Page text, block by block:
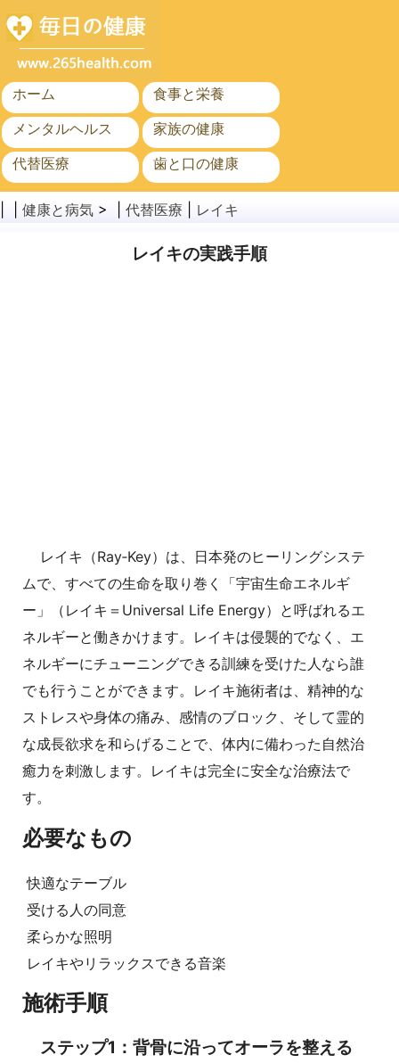
ホーム
食事と栄養
メンタルヘルス
家族の健康
代替医療
歯と口の健康
がん
公衆衛生
健康と病気 > | 代替医療 レイキ
レイキの実践手順
レイキ（Ray‑Key）は、日本発のヒーリングシステ
ムで、すべての生命を取り巻く「宇宙生命エネルギ
ー」（レイキ＝Universal Life Energy）と呼ばれるエ
ネルギーと働きかけます。レイキは侵襲的でなく、エ
ネルギーにチューニングできる訓練を受けた人なら誰
でも行うことができます。レイキ施術者は、精神的な
ストレスや身体の痛み、感情のブロック、そして霊的
な成長欲求を和らげることで、体内に備わった自然治
癒力を刺激します。レイキは完全に安全な治療法で
す。
必要なもの
快適なテーブル
受ける人の同意
柔らかな照明
レイキやリラックスできる音楽
施術手順
ステップ1：背骨に沿ってオーラを整える